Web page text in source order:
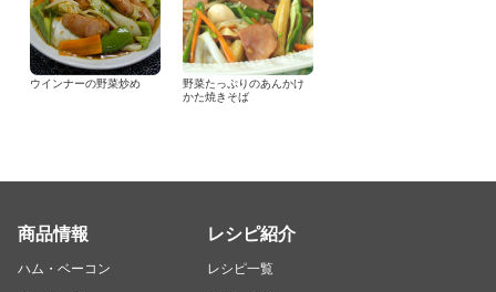
ウインナーの野菜炒め
野菜たっぷりのあんかけ
かた焼きそば
商品情報
ハム・ベーコン
レシピ紹介
レシピ一覧